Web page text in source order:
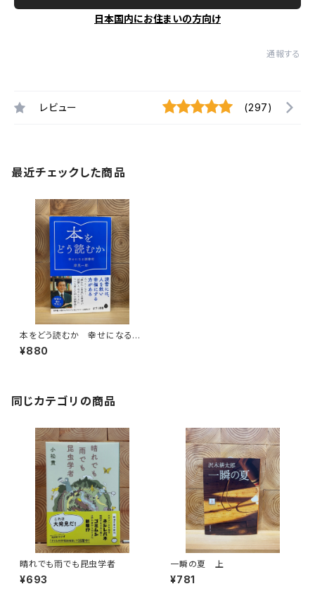
日本国内にお住まいの方向け
通報する
レビュー (297)
最近チェックした商品
本をどう読むか 幸せになる読
書術
¥880
同じカテゴリの商品
晴れでも雨でも昆虫学者
¥693
一瞬の夏 上
¥781